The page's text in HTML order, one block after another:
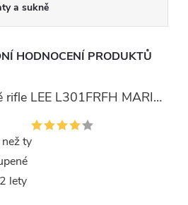
a sukně
HODNOCENÍ PRODUKTŮ
Dámské rifle LEE L301FRFH MARION STRAIGHT RINSE
ty
lety